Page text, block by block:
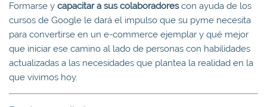
Formarse y capacitar a sus colaboradorescon ayuda de los
cursos de Google le dará el impulso que su pyme necesita
para convertirse en un e-commerce ejemplar y qué mejor
que iniciar ese camino al lado de personas con habilidades
actualizadas a las necesidades que plantea la realidad en la
que vivimos hoy.